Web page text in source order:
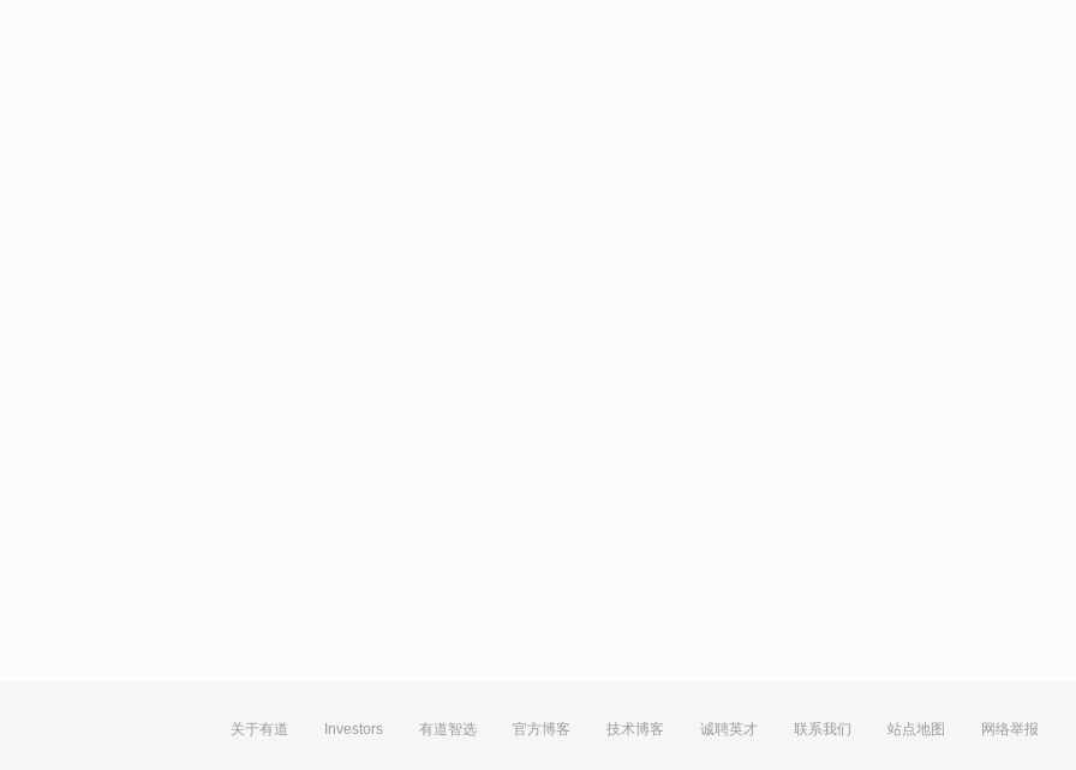
关于有道 Investors 有道智选 官方博客 技术博客 诚聘英才 联系我们 站点地图 网络举报